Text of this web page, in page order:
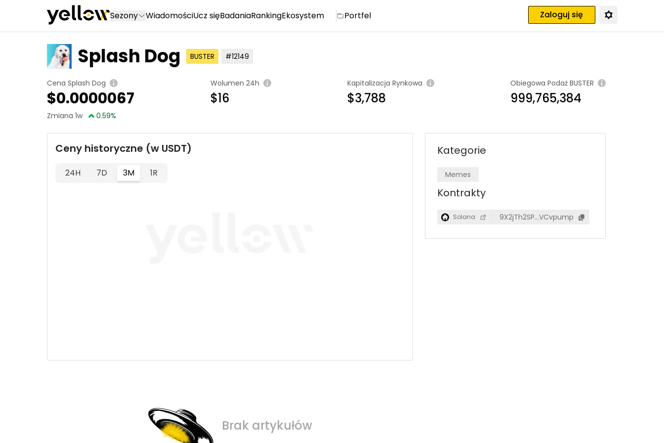
Sezony WiadomościUcz sięBadaniaRankingEkosystem Portfel Zaloguj się
Splash Dog BUSTER #12149
Cena Splash Dog
$0.0000067
Zmiana 1w 0.59%
Wolumen 24h
$16
Kapitalizacja Rynkowa
$3,788
Obiegowa Podaż BUSTER
999,765,384
Ceny historyczne (w USDT)
24H 7D 3M 1R
Brak artykułów
Kategorie
Memes
Kontrakty
Solana 9X2jTh2SP…VCvpump